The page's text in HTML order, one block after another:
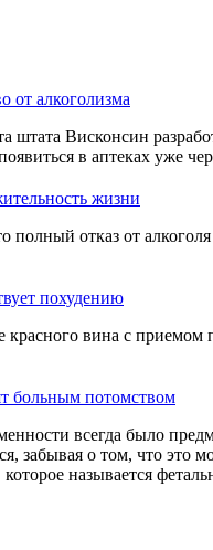
от алкоголизма
штата Висконсин
в аптеках уже
жизни
отказ от
похудению
вина с
больным потомством
всегда было
забывая о том, что это
называется